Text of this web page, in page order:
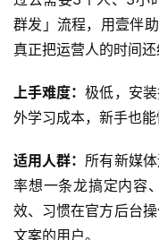
计、修改，不用
你可以前往